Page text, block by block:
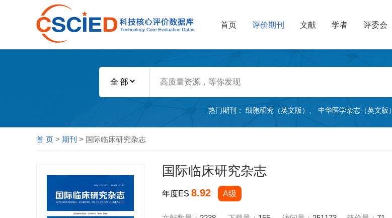
首页 评价期刊 文献 学者 评委会
热门期刊： 细胞研究（英文版） 中华医学杂志（英文版）
首 页 > 期刊 > 国际临床研究杂志
国际临床研究杂志
年度ES 8.92 A级